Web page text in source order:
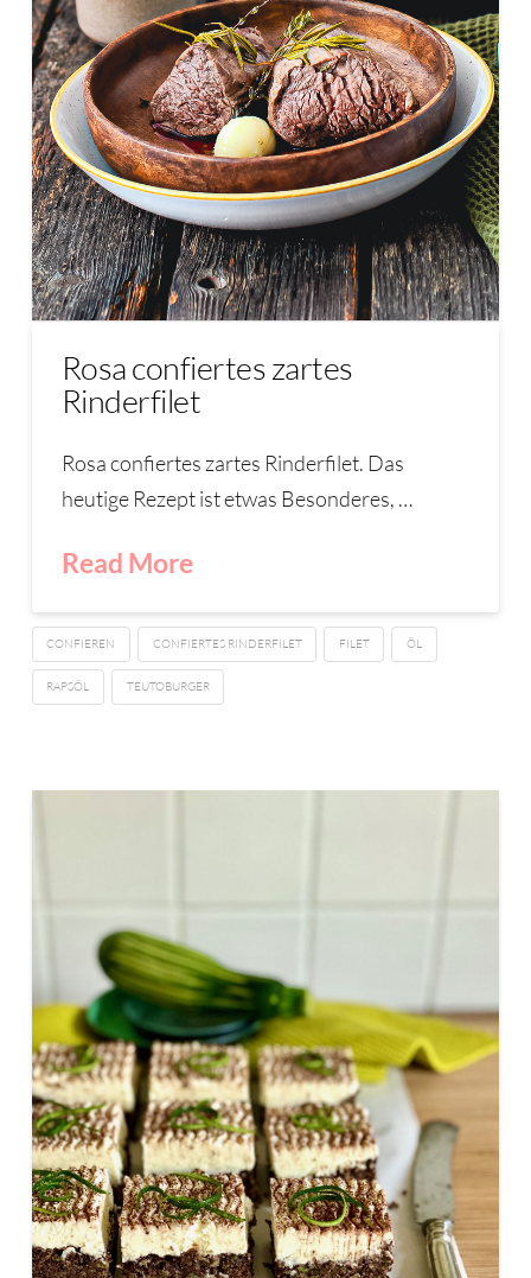
Rosa confiertes zartes
Rinderfilet
Rosa confiertes zartes Rinderfilet. Das
heutige Rezept ist etwas Besonderes, …
Read More
CONFIEREN CONFIERTES RINDERFILET FILET ÖL
RAPSÖL TEUTOBURGER